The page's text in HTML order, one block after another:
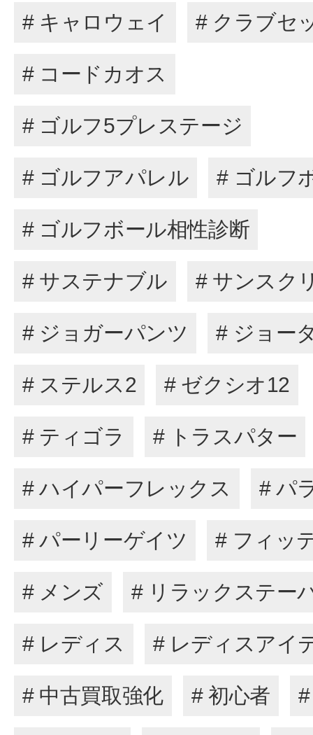
# キャロウェイ # クラブセ
# コードカオス
# ゴルフ5プレステージ
# ゴルフアパレル # ゴルフ
# ゴルフボール相性診断
# サステナブル # サンスク
# ジョガーパンツ # ジョー
# ステルス2 # ゼクシオ12
# ティゴラ # トラスパター
# ハイパーフレックス # パ
# パーリーゲイツ # フィッ
# メンズ # リラックステー
# レディス # レディスアイ
# 中古買取強化 # 初心者